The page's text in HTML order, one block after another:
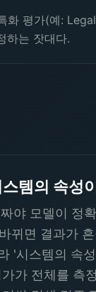
화 평가(예: Legal
하는 잣대다.
템의 속성
야 모델이 정
뀌면 결과가
'시스템의 속
가 전체를